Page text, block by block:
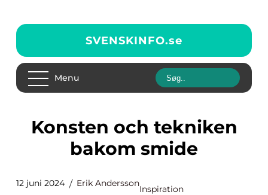
SVENSKINFO.se
Menu
Konsten och tekniken
bakom smide
12 juni 2024 Erik Andersson
Inspiration